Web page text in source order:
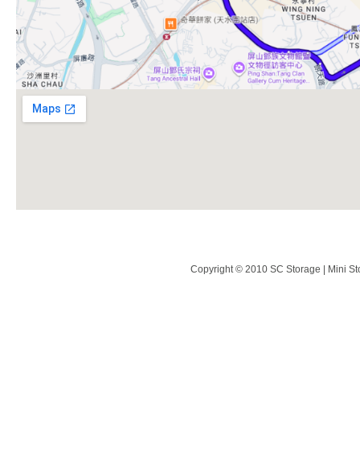
Copyright © 2010 SC Storage | Mini